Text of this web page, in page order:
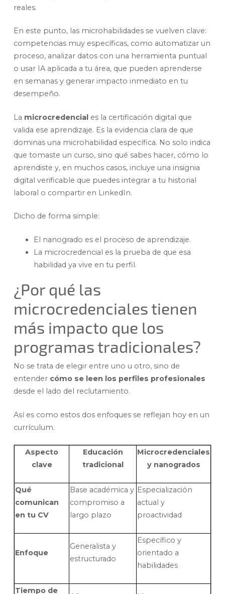
reales.
En este punto, las microhabilidades se vuelven clave:
competencias muy específicas, como automatizar un
proceso, analizar datos con una herramienta puntual
o usar IA aplicada a tu área, que pueden aprenderse
en semanas y generar impacto inmediato en tu
desempeño.
La microcredencial es la certificación digital que
valida ese aprendizaje. Es la evidencia clara de que
dominas una microhabilidad específica. No solo indica
que tomaste un curso, sino qué sabes hacer, cómo lo
aprendiste y, en muchos casos, incluye una insignia
digital verificable que puedes integrar a tu historial
laboral o compartir en LinkedIn.
Dicho de forma simple:
El nanogrado es el proceso de aprendizaje.
La microcredencial es la prueba de que esa
habilidad ya vive en tu perfil.
¿Por qué las
microcredenciales tienen
más impacto que los
programas tradicionales?
No se trata de elegir entre uno u otro, sino de
entender cómo se leen los perfiles profesionales
desde el lado del reclutamiento.
Así es como estos dos enfoques se reflejan hoy en un
currículum.
Aspecto
clave
Educación
tradicional
Microcredenciales
y nanogrados
Qué
comunican
en tu CV
Base académica y
compromiso a
largo plazo
Especialización
actual y
proactividad
Enfoque
Generalista y
estructurado
Específico y
orientado a
habilidades
Tiempo de